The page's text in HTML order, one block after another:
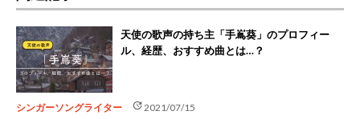
天使の歌声の持ち主「手嶌葵」のプロフィー
ル、経歴、おすすめ曲とは…？
シンガーソングライター update2021/07/15